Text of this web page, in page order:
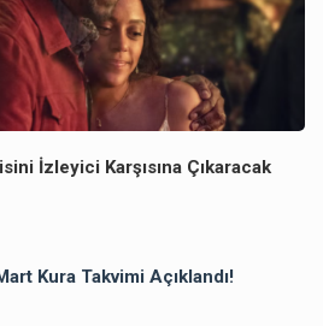
İzleyici Karşısına Çıkaracak
Kura Takvimi Açıklandı!